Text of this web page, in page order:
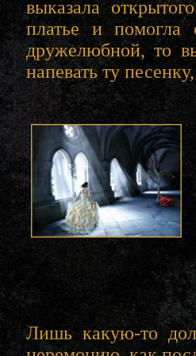
выказала
платье и помогла
дружелюбной, то
напевать ту
Лишь какую-то